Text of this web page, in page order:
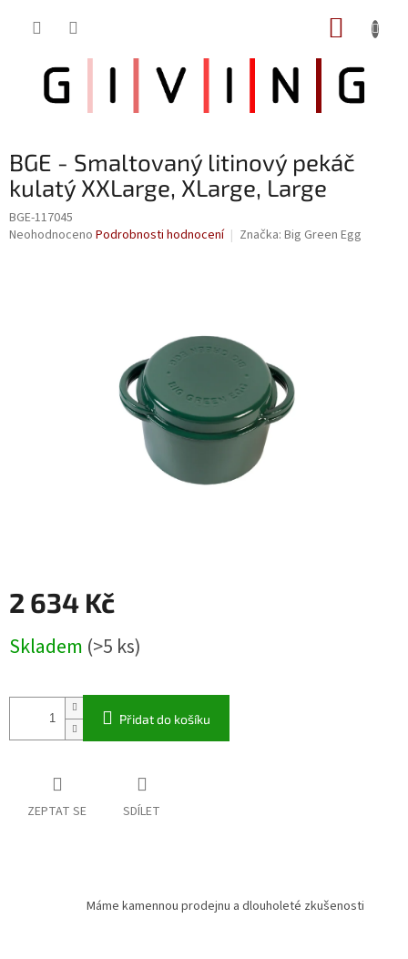
BGE - Smaltovaný litinový pekáč
kulatý XXLarge, XLarge, Large
BGE-117045
Průměrné
Neohodnoceno Podrobnosti hodnocení Značka: Big Green Egg
2 634 Kč
cena:
Skladem (>5 ks)
Přidat do košíku
ZEPTAT SE SDÍLET
Máme kamennou prodejnu a dlouholeté zkušenosti